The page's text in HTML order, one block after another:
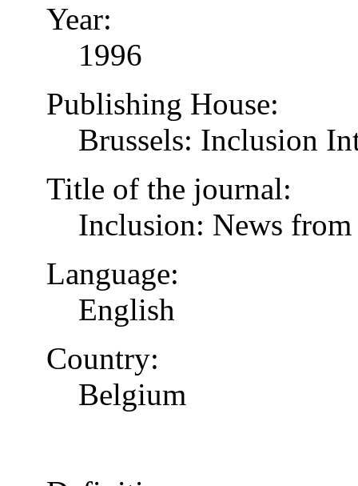
Year:
1996
Publishing House:
Brussels: Inclusion
Title of the journal:
Inclusion: News
Language:
English
Country:
Belgium